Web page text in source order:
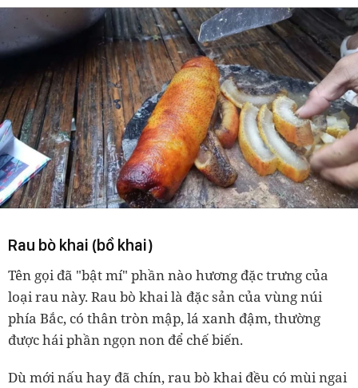
Rau bò khai (bồ khai)
Tên gọi đã "bật mí" phần nào hương đặc trưng của
loại rau này. Rau bò khai là đặc sản của vùng núi
phía Bắc, có thân tròn mập, lá xanh đậm, thường
được hái phần ngọn non để chế biến.
Dù mới nấu hay đã chín, rau bò khai đều có mùi ngai